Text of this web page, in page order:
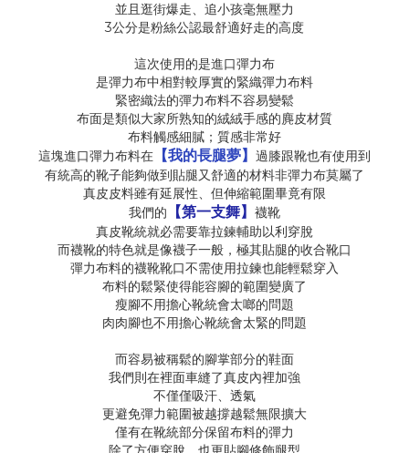
並且逛街爆走、追小孩毫無壓力
3公分是粉絲公認最舒適好走的高度
這次使用的是進口彈力布
是彈力布中相對較厚實的緊織彈力布料
緊密織法的彈力布料不容易變鬆
布面是類似大家所熟知的絨絨手感的麂皮材質
布料觸感細膩；質感非常好
這塊進口彈力布料在 【我的長腿夢】 過膝跟靴也有使用到
有統高的靴子能夠做到貼腿又舒適的材料非彈力布莫屬了
真皮皮料雖有延展性、但伸縮範圍畢竟有限
我們的 【第一支舞】 襪靴
真皮靴統就必需要靠拉鍊輔助以利穿脫
而襪靴的特色就是像襪子一般，極其貼腿的收合靴口
彈力布料的襪靴靴口不需使用拉鍊也能輕鬆穿入
布料的鬆緊使得能容腳的範圍變廣了
瘦腳不用擔心靴統會太啷的問題
肉肉腳也不用擔心靴統會太緊的問題
而容易被稱鬆的腳掌部分的鞋面
我們則在裡面車縫了真皮內裡加強
不僅僅吸汗、透氣
更避免彈力範圍被越撐越鬆無限擴大
僅有在靴統部分保留布料的彈力